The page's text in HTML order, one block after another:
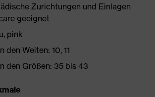
Zurichtungen und Einlagen
geeignet
pink
den Weiten: 10, 11
den Größen: 35 bis 43